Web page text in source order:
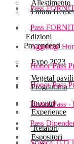
Allestimento
Futura
|
Edizioni
Precendenti
Expo 2023
Vegetal
Programma
Incontri
Experience
Relatori
Espositori
Pass
Pass
Aggiungi
Honor Pass
Honor Pass
Honor Pass -
Pass
Scarica